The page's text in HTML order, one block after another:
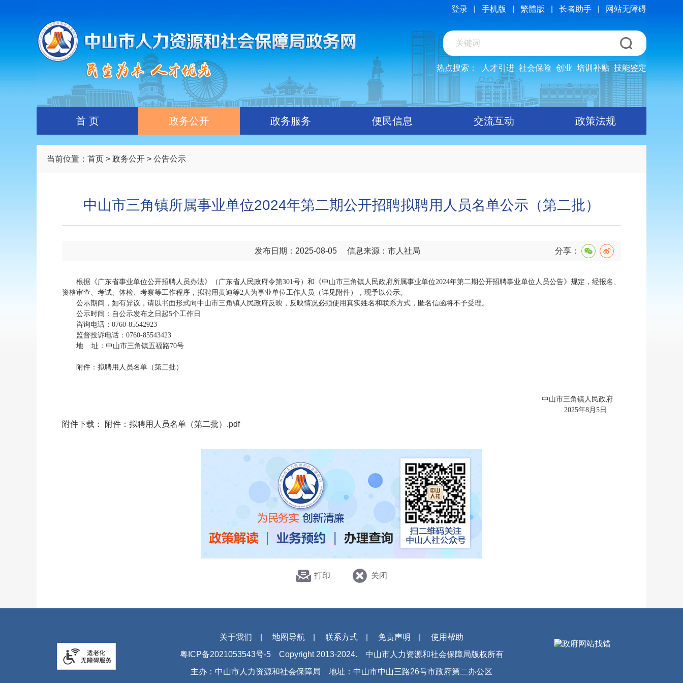
登录 手机版 繁體版 长者助手 网站无障碍
热点搜索： 人才引进 社会保险 创业 培训补贴 技能鉴定
首 页 政务公开 政务服务 便民信息 交流互动 政策法规
当前位置： 首页 > 政务公开 > 公告公示
中山市三角镇所属事业单位2024年第二期公开招聘拟聘用人员名单公示（第二批）
发布日期：2025-08-05 信息来源：市人社局 分享：
根据《广东省事业单位公开招聘人员办法》（广东省人民政府令第301号）和《中山市三角镇人民政府所属事业单位2024年第二期公开招聘事业单位人员公告》规定，经报名、
资格审查、考试、体检、考察等工作程序，拟聘用黄迪等2人为事业单位工作人员（详见附件），现予以公示。
公示期间，如有异议，请以书面形式向中山市三角镇人民政府反映，反映情况必须使用真实姓名和联系方式，匿名信函将不予受理。
公示时间：自公示发布之日起5个工作日
咨询电话：0760-85542923
监督投诉电话：0760-85543423
地 址：中山市三角镇五福路70号
附件：拟聘用人员名单（第二批）
中山市三角镇人民政府
2025年8月5日
附件下载： 附件：拟聘用人员名单（第二批）.pdf
打印 关闭
关于我们 地图导航 联系方式 免责声明
使用帮助
粤ICP备2021053543号-5Copyright 2013-2024. 中山市人力资源和社会保障局版权所有
主办：中山市人力资源和社会保障局
地址：中山市中山三路26号市政府第二办公区